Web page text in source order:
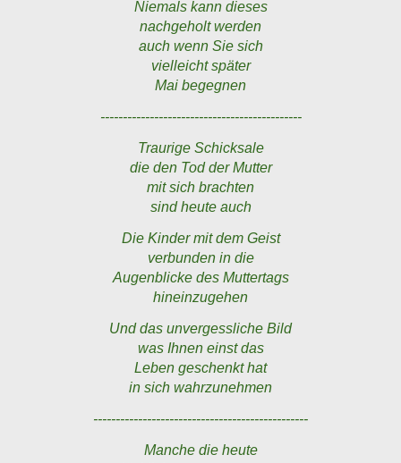
Niemals kann dieses
nachgeholt werden
auch wenn Sie sich
vielleicht später
Mai begegnen
---------------------------------------------
Traurige Schicksale
die den Tod der Mutter
mit sich brachten
sind heute auch
Die Kinder mit dem Geist
verbunden in die
Augenblicke des Muttertags
hineinzugehen
Und das unvergessliche Bild
was Ihnen einst das
Leben geschenkt hat
in sich wahrzunehmen
------------------------------------------------
Manche die heute